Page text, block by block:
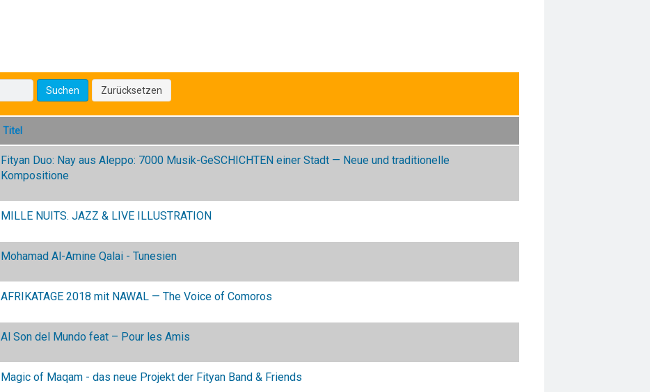
Suchen Zurücksetzen
Titel
Fityan Duo: Nay aus Aleppo: 7000 Musik-GeSCHICHTEN einer Stadt — Neue und traditionelle
Kompositione
MILLE NUITS. JAZZ & LIVE ILLUSTRATION
Mohamad Al-Amine Qalai - Tunesien
AFRIKATAGE 2018 mit NAWAL — The Voice of Comoros
Al Son del Mundo feat – Pour les Amis
Magic of Maqam - das neue Projekt der Fityan Band & Friends